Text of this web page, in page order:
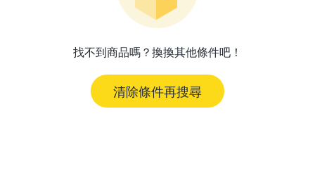
找不到商品嗎？換換其他條件吧！
清除條件再搜尋